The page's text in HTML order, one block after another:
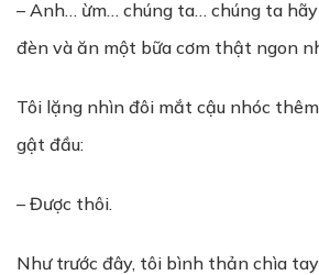
– Anh… ừm… chúng ta… chúng ta
đèn và ăn một bữa cơm thật ngon
Tôi lặng nhìn đôi mắt cậu nhóc
gật đầu:
– Được thôi.
Như trước đây, tôi bình thản chìa